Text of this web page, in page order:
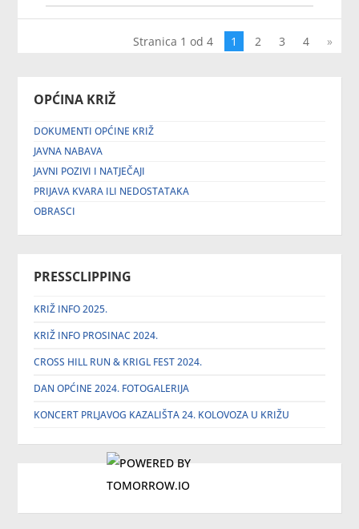
OPĆINA KRIŽ
DOKUMENTI OPĆINE KRIŽ
JAVNA NABAVA
JAVNI POZIVI I NATJEČAJI
PRIJAVA KVARA ILI NEDOSTATAKA
OBRASCI
PRESSCLIPPING
KRIŽ INFO 2025.
KRIŽ INFO PROSINAC 2024.
CROSS HILL RUN & KRIGL FEST 2024.
DAN OPĆINE 2024. FOTOGALERIJA
KONCERT PRLJAVOG KAZALIŠTA 24. KOLOVOZA U KRIŽU
Stranica 1 od 4 1 2 3 4 »